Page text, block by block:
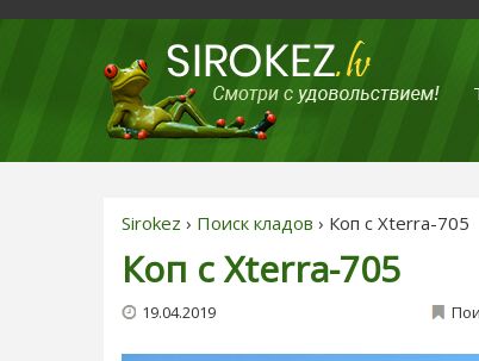
Sirokez › Поиск кладов › Коп c Xterra-705
Коп c Xterra-705
19.04.2019